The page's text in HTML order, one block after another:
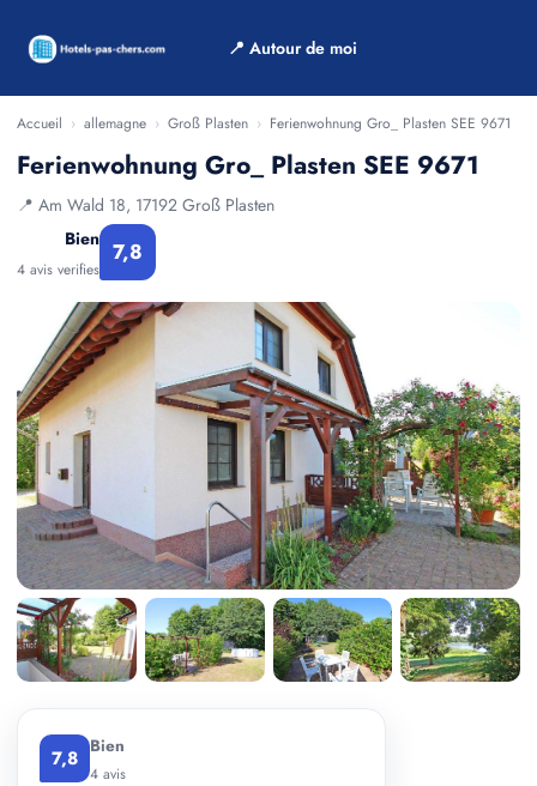
📍 Autour de moi
Accueil › allemagne › Groß Plasten › Ferienwohnung Gro_ Plasten SEE 9671
Ferienwohnung Gro_ Plasten SEE 9671
📍 Am Wald 18, 17192 Groß Plasten
Bien
4 avis verifies
7,8
7,8 Bien
4 avis